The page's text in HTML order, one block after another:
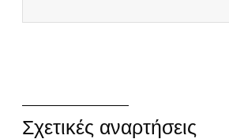
Σχετικές αναρτήσεις